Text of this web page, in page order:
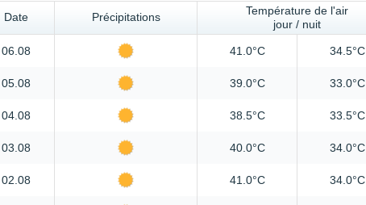
Date Précipitations
Température de l'air
jour / nuit
06.08 41.0°C 34.5°C
05.08 39.0°C 33.0°C
04.08 38.5°C 33.5°C
03.08 40.0°C 34.0°C
02.08 41.0°C 34.0°C